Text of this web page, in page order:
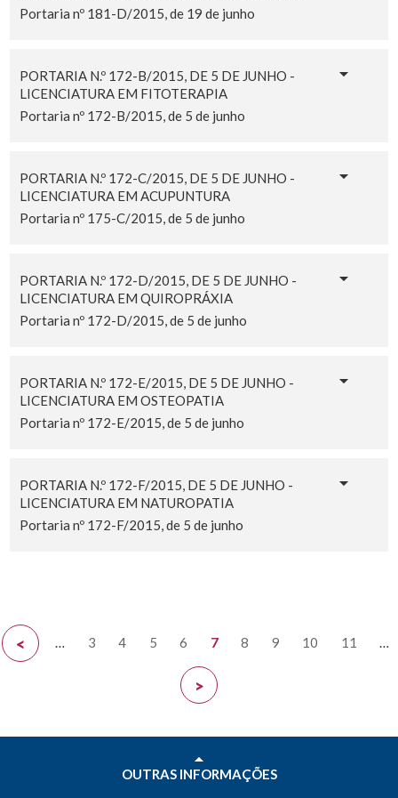
Portaria nº 181-D/2015, de 19 de junho
PORTARIA N.º 172-B/2015, DE 5 DE JUNHO -
LICENCIATURA EM FITOTERAPIA
Portaria nº 172-B/2015, de 5 de junho
PORTARIA N.º 172-C/2015, DE 5 DE JUNHO -
LICENCIATURA EM ACUPUNTURA
Portaria nº 175-C/2015, de 5 de junho
PORTARIA N.º 172-D/2015, DE 5 DE JUNHO -
LICENCIATURA EM QUIROPRÁXIA
Portaria nº 172-D/2015, de 5 de junho
PORTARIA N.º 172-E/2015, DE 5 DE JUNHO -
LICENCIATURA EM OSTEOPATIA
Portaria nº 172-E/2015, de 5 de junho
PORTARIA N.º 172-F/2015, DE 5 DE JUNHO -
LICENCIATURA EM NATUROPATIA
Portaria nº 172-F/2015, de 5 de junho
< 3 4 5 6 7 8 9 10 11
>
OUTRAS INFORMAÇÕES